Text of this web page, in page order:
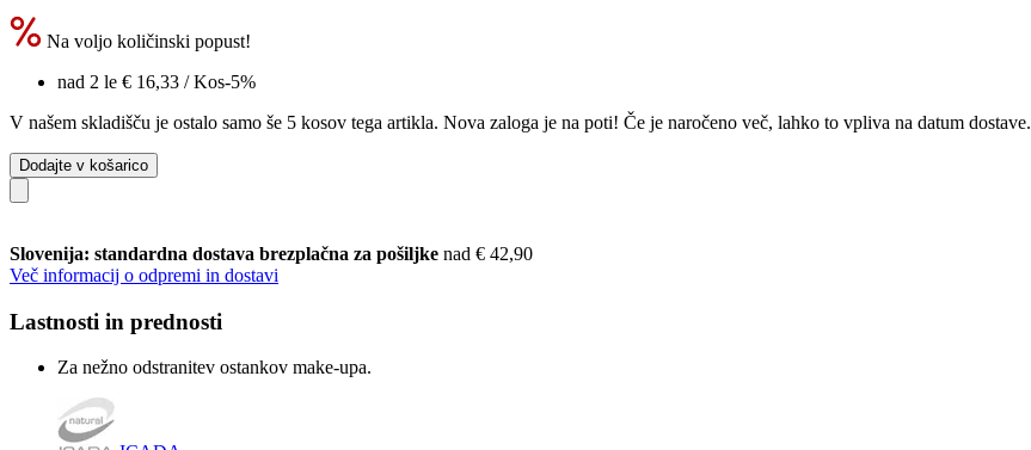
Na voljo količinski popust!
nad 2 le € 16,33 / Kos-5%
V našem skladišču je ostalo samo še 5 kosov tega artikla. Nova zaloga je na poti! Če je naročeno več, lahko to vpliva na datum dostave.
Dodajte v košarico
Slovenija: standardna dostava brezplačna za pošiljke nad € 42,90
Več informacij o odpremi in dostavi
Lastnosti in prednosti
Za nežno odstranitev ostankov make-upa.